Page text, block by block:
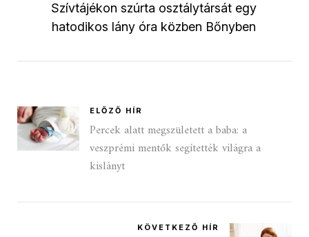
Szívtájékon szúrta osztálytársát egy
hatodikos lány óra közben Bőnyben
ELŐZŐ HÍR
Percek alatt megszületett a baba: a
veszprémi mentők segítették világra a
kislányt
KÖVETKEZŐ HÍR